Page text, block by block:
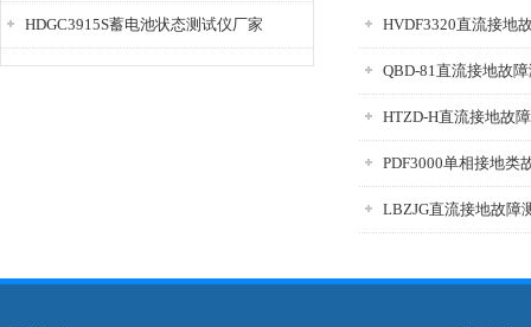
HDGC3915S蓄电池状态测试仪厂家 HVDF3320直流接地
QBD-81直流接地故
HTZD-H直流接地故
PDF3000单相接地类
LBZJG直流接地故障